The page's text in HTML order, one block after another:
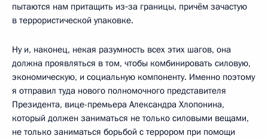
пытаются нам притащить из‑за границы, причём зачастую
в террористической упаковке.
Ну и, наконец, некая разумность всех этих шагов, она
должна проявляться в том, чтобы комбинировать силовую,
экономическую, и социальную компоненту. Именно поэтому
я отправил туда нового полномочного представителя
Президента, вице-премьера Александра Хлопонина,
который должен заниматься не только силовыми вещами,
не только заниматься борьбой с террором при помощи